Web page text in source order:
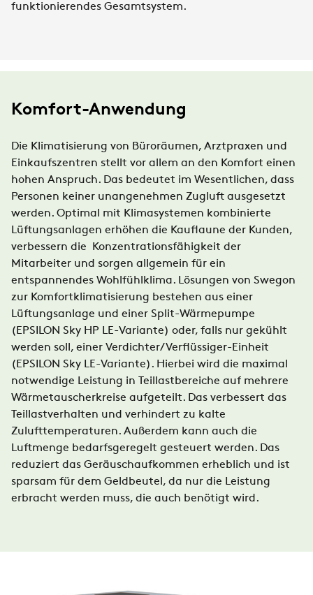
funktionierendes Gesamtsystem.
Komfort-Anwendung
Die Klimatisierung von Büroräumen, Arztpraxen und
Einkaufszentren stellt vor allem an den Komfort einen
hohen Anspruch. Das bedeutet im Wesentlichen, dass
Personen keiner unangenehmen Zugluft ausgesetzt
werden. Optimal mit Klimasystemen kombinierte
Lüftungsanlagen erhöhen die Kauflaune der Kunden,
verbessern die Konzentrationsfähigkeit der
Mitarbeiter und sorgen allgemein für ein
entspannendes Wohlfühlklima. Lösungen von Swegon
zur Komfortklimatisierung bestehen aus einer
Lüftungsanlage und einer Split-Wärmepumpe
(EPSILON Sky HP LE-Variante) oder, falls nur gekühlt
werden soll, einer Verdichter/Verflüssiger-Einheit
(EPSILON Sky LE-Variante). Hierbei wird die maximal
notwendige Leistung in Teillastbereiche auf mehrere
Wärmetauscherkreise aufgeteilt. Das verbessert das
Teillastverhalten und verhindert zu kalte
Zulufttemperaturen. Außerdem kann auch die
Luftmenge bedarfsgeregelt gesteuert werden. Das
reduziert das Geräuschaufkommen erheblich und ist
sparsam für dem Geldbeutel, da nur die Leistung
erbracht werden muss, die auch benötigt wird.